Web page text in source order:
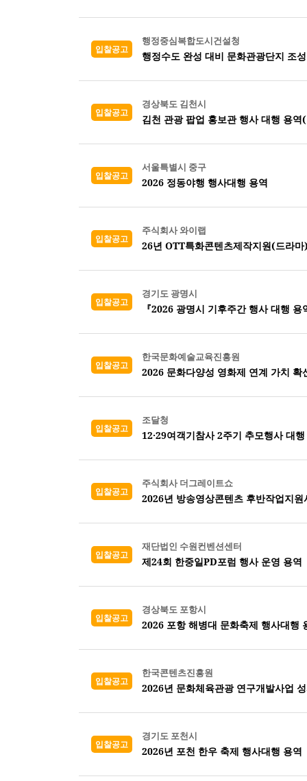
입찰공고
행정중심복합도시건설청
행정수도 완성 대비 문화관광단지 조
입찰공고
경상북도 김천시
김천 관광 팝업 홍보관 행사 대행 용
입찰공고
서울특별시 중구
2026 정동야행 행사대행 용역
입찰공고
주식회사 와이랩
26년 OTT특화콘텐츠제작지원(드라
입찰공고
경기도 광명시
『2026 광명시 기후주간 행사 대행
입찰공고
한국문화예술교육진흥원
2026 문화다양성 영화제 연계 가치 확
입찰공고
조달청
12·29여객기참사 2주기 추모행사 대
입찰공고
주식회사 더그레이트쇼
2026년 방송영상콘텐츠 후반작업지
입찰공고
재단법인 수원컨벤션센터
제24회 한중일PD포럼 행사 운영 용역
입찰공고
경상북도 포항시
2026 포항 해병대 문화축제 행사대행
입찰공고
한국콘텐츠진흥원
2026년 문화체육관광 연구개발사업
입찰공고
경기도 포천시
2026년 포천 한우 축제 행사대행 용역